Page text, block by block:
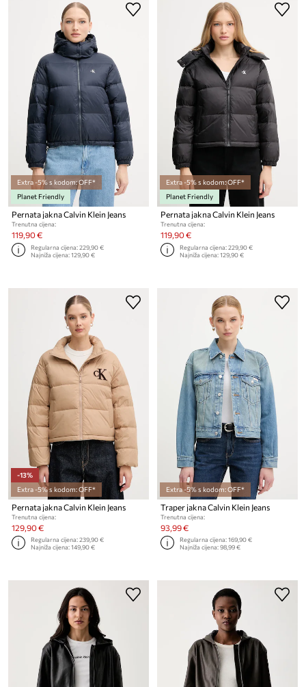
Extra -5% s kodom: OFF*
Planet Friendly
Pernata jakna Calvin Klein Jeans
Trenutna cijena:
119,90 €
Regularna cijena:229,90 €
Najniža cijena:129,90 €
Extra -5% s kodom: OFF*
Planet Friendly
Pernata jakna Calvin Klein Jeans
Trenutna cijena:
119,90 €
Regularna cijena:229,90 €
Najniža cijena:129,90 €
-13%
Extra -5% s kodom: OFF*
Pernata jakna Calvin Klein Jeans
Trenutna cijena:
129,90 €
Regularna cijena:239,90 €
Najniža cijena:149,90 €
Extra -5% s kodom: OFF*
Traper jakna Calvin Klein Jeans
Trenutna cijena:
93,99 €
Regularna cijena:169,90 €
Najniža cijena:98,99 €